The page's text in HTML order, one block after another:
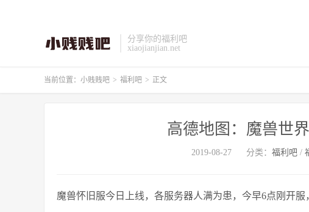
分享你的福利吧
xiaojianjian.net
当前位置： 小贱贱吧 > 福利吧 > 正文
高德地图：魔兽世
2019-08-27 分类： 福利吧/
魔兽怀旧服今日上线，各服务器人满为患，今早6点刚开服